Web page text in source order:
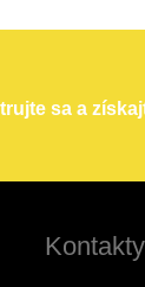
sa a
Kontakty